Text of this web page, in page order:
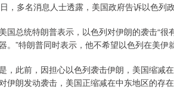
多名消息人士透露，美国政府告诉以色列政
总统特朗普表示，以色列对伊朗的袭击“很
。”特朗普同时表示，他不希望以色列在美伊
此前，因担心以色列袭击伊朗，美国缩减
伊朗发动袭击，美国正缩减在中东地区的存